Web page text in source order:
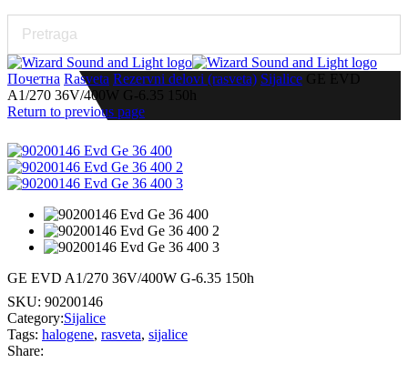
Почетна Rasveta Rezervni delovi (rasveta) Sijalice GE EVD
A1/270 36V/400W G-6.35 150h
Return to previous page
GE EVD A1/270 36V/400W G-6.35 150h
SKU: 90200146
Category:Sijalice
Tags: halogene, rasveta, sijalice
Share: